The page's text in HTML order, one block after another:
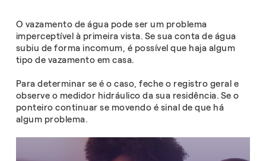
O vazamento de água pode ser um problema
imperceptível à primeira vista. Se sua conta de água
subiu de forma incomum, é possível que haja algum
tipo de vazamento em casa.
Para determinar se é o caso, feche o registro geral e
observe o medidor hidráulico da sua residência. Se o
ponteiro continuar se movendo é sinal de que há
algum problema.